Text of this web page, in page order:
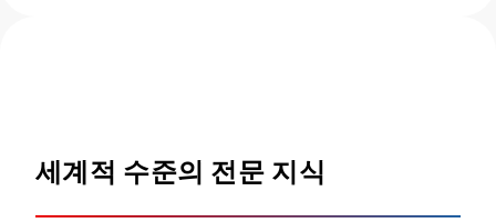
세계적 수준의 전문 지식